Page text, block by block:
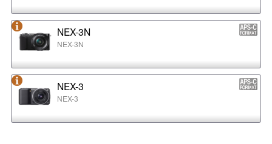
NEX-3N
NEX-3N
NEX-3
NEX-3